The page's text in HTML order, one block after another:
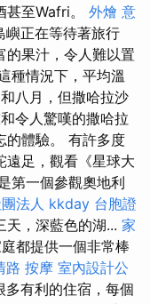
甚至Wafri。 外燴 意
嶼正在等待著旅行
的果汁，令人難以置
種情況下，平均溫
八月，但撒哈拉沙
令人驚嘆的撒哈拉
的體驗。 有許多度
遠足，觀看《星球大
第一個參觀奧地利
法人 kkday 台胞證
天，深藍色的湖... 家
都提供一個非常棒
路 按摩 室內設計公
多有利的住宿，每個